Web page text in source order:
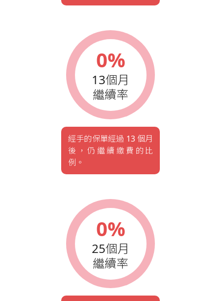
0%
13個月
繼續率
經手的保單經過 13 個月
後，仍繼續繳費的比
例。
0%
25個月
繼續率